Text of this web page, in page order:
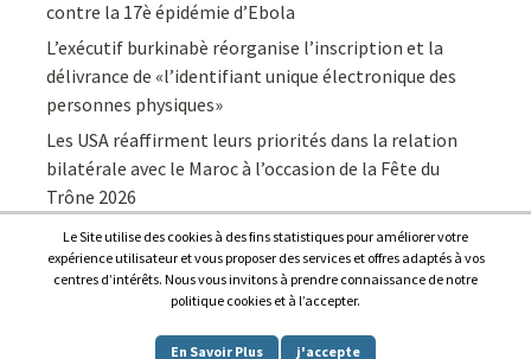
contre la 17è épidémie d’Ebola
L’exécutif burkinabè réorganise l’inscription et la
délivrance de «l’identifiant unique électronique des
personnes physiques»
Les USA réaffirment leurs priorités dans la relation
bilatérale avec le Maroc à l’occasion de la Fête du
Trône 2026
Afrique7, l’info du continent en continu
Le Site utilise des cookies à des fins statistiques pour améliorer votre
expérience utilisateur et vous proposer des services et offres adaptés à vos
centres d’intérêts. Nous vous invitons à prendre connaissance de notre
politique cookies et à l’accepter.
En Savoir Plus j'accepte